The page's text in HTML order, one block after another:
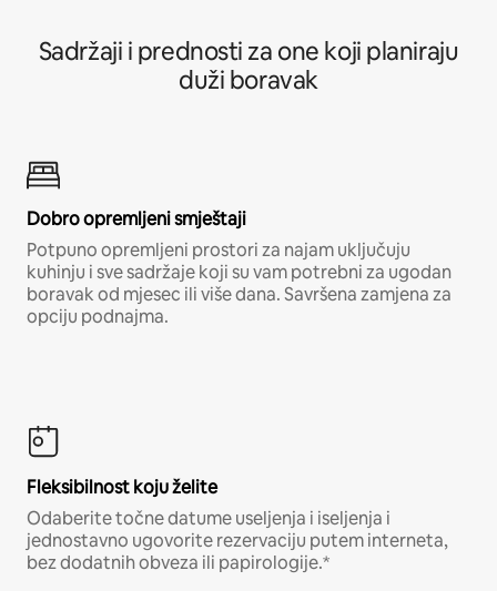
Sadržaji i prednosti za one koji planiraju
duži boravak
Dobro opremljeni smještaji
Potpuno opremljeni prostori za najam uključuju
kuhinju i sve sadržaje koji su vam potrebni za ugodan
boravak od mjesec ili više dana. Savršena zamjena za
opciju podnajma.
Fleksibilnost koju želite
Odaberite točne datume useljenja i iseljenja i
jednostavno ugovorite rezervaciju putem interneta,
bez dodatnih obveza ili papirologije.*